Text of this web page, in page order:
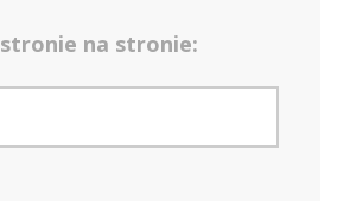
na stronie: